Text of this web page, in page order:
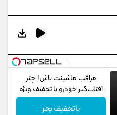
مراقب ماشینت باش! چتر
آفتاب‌گیر خودرو با تخفیف ویژه
باتخفیف بخر